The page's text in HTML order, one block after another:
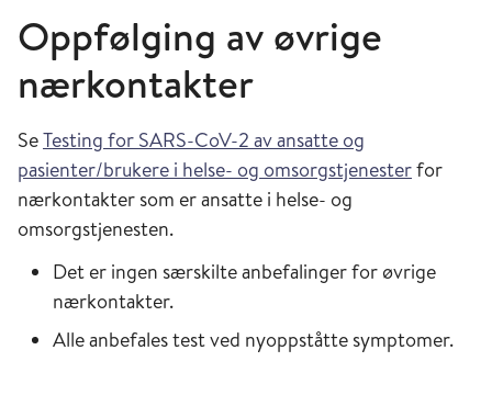
Oppfølging av øvrige
nærkontakter
SeTesting for SARS-CoV-2 av ansatte og
pasienter/brukere i helse- og omsorgstjenesterfor
nærkontakter som er ansatte i helse- og
omsorgstjenesten.
Det er ingen særskilte anbefalinger for øvrige
nærkontakter.
Alle anbefales test ved nyoppståtte symptomer.